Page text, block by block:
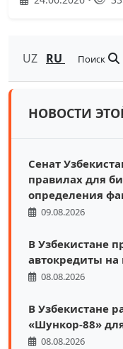
UZ RU Поиск
НОВОСТИ
Сенат
правилах для
определения
09.08.2026
В Узбекистане
автокредиты на
08.08.2026
В Узбекистане
«Шункор-88»
08.08.2026